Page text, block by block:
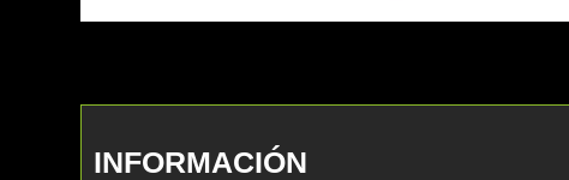
INFORMACIÓN